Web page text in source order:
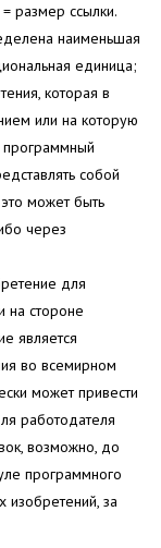
размер ссылки.
наименьшая
единица;
которая в
или на которую
программный
собой
может быть
через
для
на стороне
является
во всемирном
может привести
работодателя
возможно, до
программного
изобретений, за